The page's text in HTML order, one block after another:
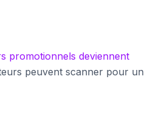
promotionnels deviennent
peuvent scanner pour un